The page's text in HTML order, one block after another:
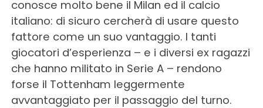
conosce molto bene il Milan ed il calcio
italiano: di sicuro cercherà di usare questo
fattore come un suo vantaggio. I tanti
giocatori d’esperienza – e i diversi ex ragazzi
che hanno militato in Serie A – rendono
forse il Tottenham leggermente
avvantaggiato per il passaggio del turno.